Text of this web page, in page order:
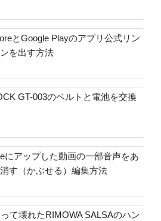
とGoogle Playのアプリ公式リン
を出す方法
GT-003のベルトと電池を交換
にアップした動画の一部音声をあ
す（かぶせる）編集方法
て壊れたRIMOWA SALSAのハン